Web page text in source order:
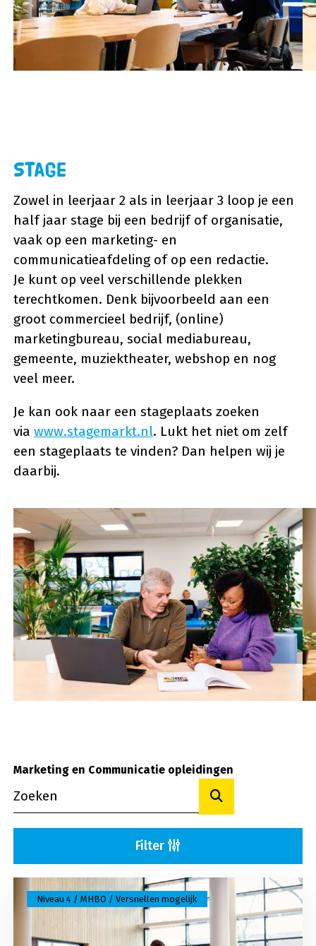
Stage
Zowel in leerjaar 2 als in leerjaar 3 loop je een
half jaar stage bij een bedrijf of organisatie,
vaak op een marketing- en
communicatieafdeling of op een redactie.
Je kunt op veel verschillende plekken
terechtkomen. Denk bijvoorbeeld aan een
groot commercieel bedrijf, (online)
marketingbureau, social mediabureau,
gemeente, muziektheater, webshop en nog
veel meer.
Je kan ook naar een stageplaats zoeken
via www.stagemarkt.nl. Lukt het niet om zelf
een stageplaats te vinden? Dan helpen wij je
daarbij.
Marketing en Communicatie opleidingen
Toon resultaten
Filter
Niveau 4 / MHBO / Versnellen mogelijk
Lees meer over Marketing & communicatie